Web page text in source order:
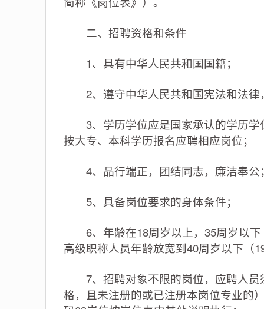
二、招聘资格和条件
1、具有中华人民共和国国籍；
2、遵守中华人民共和国宪法和法律
3、学历学位应是国家承认的学历学
按大专、本科学历报名应聘相应岗位；
4、品行端正，团结同志，廉洁奉公
5、具备岗位要求的身体条件；
6、年龄在18周岁以上，35周岁以下
高级职称人员年龄放宽到40周岁以下（
7、招聘对象不限的岗位，应聘人员
格，且未注册的或已注册本岗位专业的